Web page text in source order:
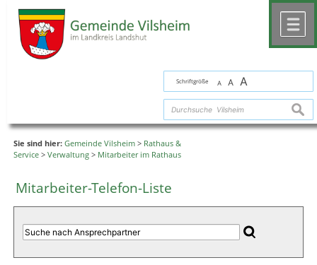
Schriftgröße A A A
Sie sind hier: Gemeinde Vilsheim > Rathaus &
Service > Verwaltung > Mitarbeiter im Rathaus
Mitarbeiter-Telefon-Liste